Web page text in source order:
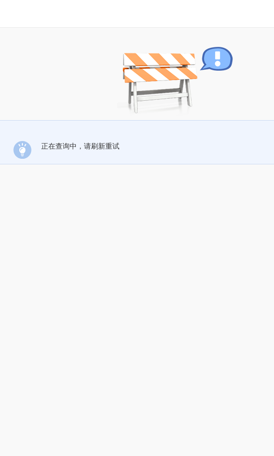
正在查询中，请刷新重试